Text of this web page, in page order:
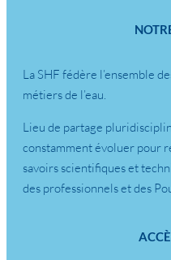
La SHF fédère l’ensemble
métiers de l’eau.
Lieu de partage
constamment évoluer pour
savoirs scientifiques et
des professionnels et des